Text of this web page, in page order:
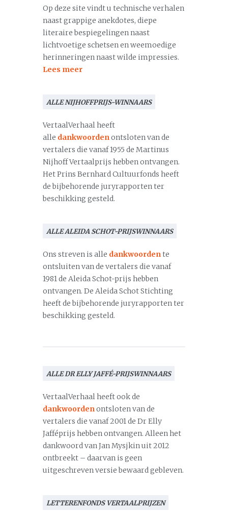
Op deze site vindt u technische verhalen
naast grappige anekdotes, diepe
literaire bespiegelingen naast
lichtvoetige schetsen en weemoedige
herinneringen naast wilde impressies.
Lees meer
ALLE NIJHOFFPRIJS-WINNAARS
VertaalVerhaal heeft
alle dankwoordenontsloten van de
vertalers die vanaf 1955 de Martinus
Nijhoff Vertaalprijs hebben ontvangen.
Het Prins Bernhard Cultuurfonds heeft
de bijbehorende juryrapporten ter
beschikking gesteld.
ALLE ALEIDA SCHOT-PRIJSWINNAARS
Ons streven is alle dankwoordente
ontsluiten van de vertalers die vanaf
1981 de Aleida Schot-prijs hebben
ontvangen. De Aleida Schot Stichting
heeft de bijbehorende juryrapporten ter
beschikking gesteld.
ALLE DR ELLY JAFFÉ-PRIJSWINNAARS
VertaalVerhaal heeft ook de
dankwoordenontsloten van de
vertalers die vanaf 2001 de Dr Elly
Jafféprijs hebben ontvangen. Alleen het
dankwoord van Jan Mysjkin uit 2012
ontbreekt – daarvan is geen
uitgeschreven versie bewaard gebleven.
LETTERENFONDS VERTAALPRIJZEN